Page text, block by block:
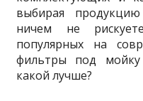
выбирая
ничем не
популярных на
фильтры под
какой лучше?